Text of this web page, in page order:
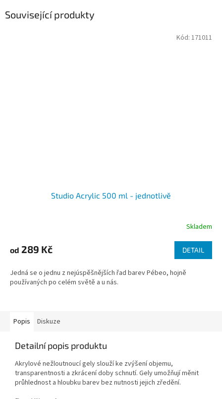
Související produkty
Studio Acrylic 500 ml - jednotlivě
Skladem
od 289 Kč DETAIL
Jedná se o jednu z nejúspěšnějších řad barev Pébeo, hojně
používaných po celém světě a u nás.
Kód: 171011
Popis Diskuze
Detailní popis produktu
Akrylové nežloutnoucí gely slouží ke zvýšení objemu,
transparentnosti a zkrácení doby schnutí. Gely umožňují měnit
průhlednost a hloubku barev bez nutnosti jejich zředění.